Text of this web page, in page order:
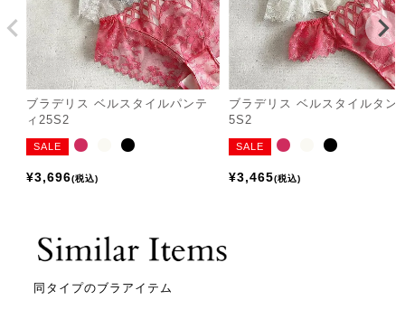
ブラデリス ベルスタイルパンテ
ィ25S2
SALE
¥3,696 税込
ブラデリス ベルスタイルタン
5S2
SALE
¥3,465 税込
同タイプのブラアイテム